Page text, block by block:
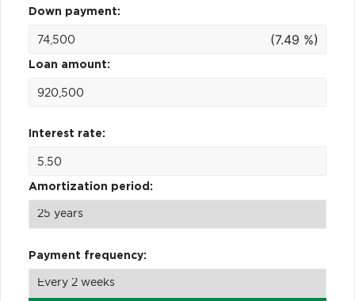
Down payment:
(7.49 %)
Loan amount:
Interest rate:
Amortization period:
Payment frequency: